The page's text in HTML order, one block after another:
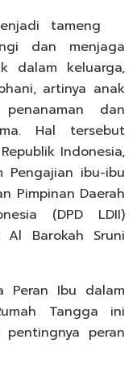
tameng
dan menjaga
dalam keluarga,
artinya anak
dan
Hal tersebut
Indonesia,
Pengajian ibu-ibu
Pimpinan Daerah
(DPD LDII)
Barokah Sruni
Peran Ibu dalam
Tangga ini
pentingnya peran